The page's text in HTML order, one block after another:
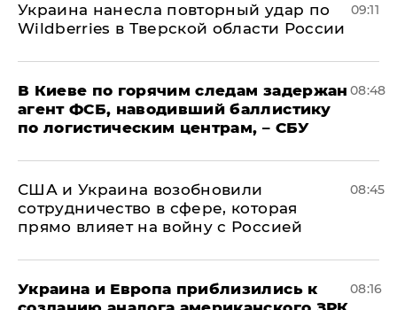
Украина нанесла повторный удар по
Wildberries в Тверской области России
09:11
В Киеве по горячим следам задержан
агент ФСБ, наводивший баллистику
по логистическим центрам, – СБУ
08:48
США и Украина возобновили
сотрудничество в сфере, которая
прямо влияет на войну с Россией
08:45
Украина и Европа приблизились к
08:16